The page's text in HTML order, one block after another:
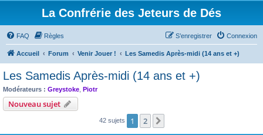
La Confrérie des Jeteurs de Dés
FAQ Règles Connexion
S’enregistrer
Accueil Forum Venir Jouer ! Les Samedis Après-midi (14 ans et +)
Les Samedis Après-midi (14 ans et +)
Modérateurs : Greystoke Piotr
Nouveau sujet
42 sujets 1 2